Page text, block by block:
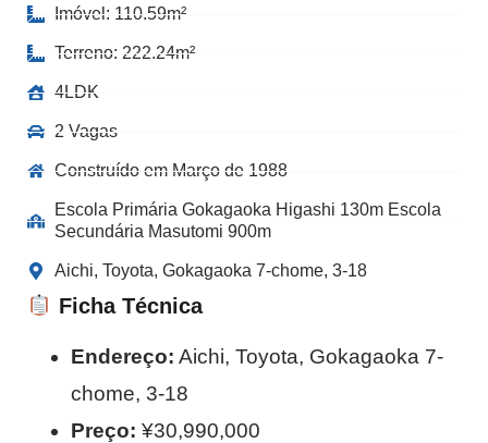
Imóvel: 110.59m²
Terreno: 222.24m²
4LDK
2 Vagas
Construído em Março de 1988
Escola Primária Gokagaoka Higashi 130m Escola
Secundária Masutomi 900m
Aichi, Toyota, Gokagaoka 7-chome, 3-18
Ficha Técnica
Endereço: Aichi, Toyota, Gokagaoka 7-
chome, 3-18
Preço: ¥30,990,000